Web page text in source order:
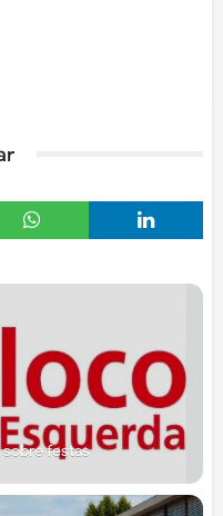
sobre festas